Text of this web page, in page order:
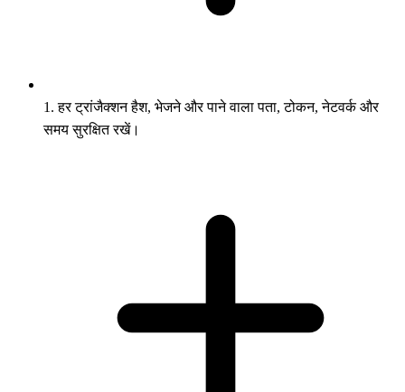
1. हर ट्रांजैक्शन हैश, भेजने और पाने वाला पता, टोकन, नेटवर्क और
समय सुरक्षित रखें।